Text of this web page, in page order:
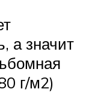
а значит
г/м2)